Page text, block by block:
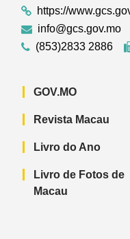
https://
info@gcs.gov.mo
(853)2833 2886
GOV.MO
Revista Macau
Livro do Ano
Livro de Fotos de
Macau